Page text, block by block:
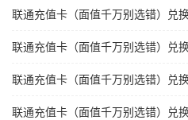
联通充值卡（面值千万别选错）兑
联通充值卡（面值千万别选错）兑
联通充值卡（面值千万别选错）兑
联通充值卡（面值千万别选错）兑